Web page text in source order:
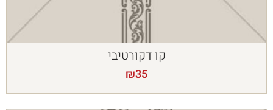
קו דקורטיבי
₪35